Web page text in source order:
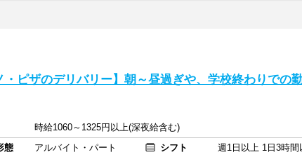
・ピザのデリバリー】朝～昼過ぎや、学校終わりでの
時給1060～1325円以上(深夜給含む)
態
アルバイト・パート シフト
週1日以上 1日3時間